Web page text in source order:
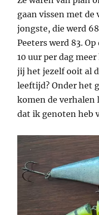
gaan vissen met de
jongste, die werd
Peeters werd 83.
10 uur per dag
jij het jezelf ooit al
leeftijd? Onder het
komen de verhalen
dat ik genoten heb